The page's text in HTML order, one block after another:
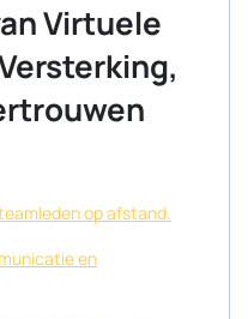
Virtuele
op afstand.
en